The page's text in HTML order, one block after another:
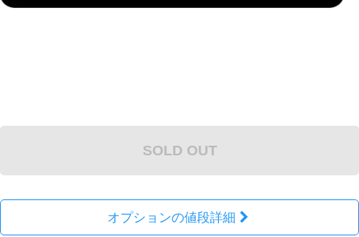
SOLD OUT
オプションの値段詳細